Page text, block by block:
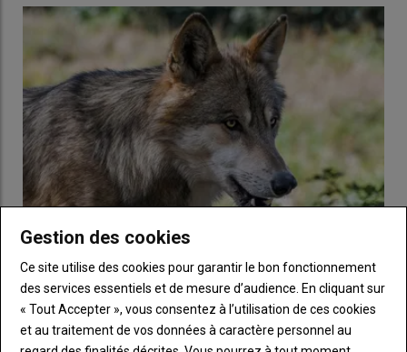
Combien coûte la prédation des loups aux éleveurs de
chèvres ?
10 septembre 2024
L’Institut de l’élevage a simulé les pertes indirectes de la
Gestion des cookies
Ce site utilise des cookies pour garantir le bon fonctionnement
des services essentiels et de mesure d’audience. En cliquant sur
« Tout Accepter », vous consentez à l’utilisation de ces cookies
et au traitement de vos données à caractère personnel au